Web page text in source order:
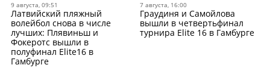
9 августа, 09:51
Латвийский пляжный
волейбол снова в числе
лучших: Плявиньш и
Фокеротс вышли в
полуфинал Elite16 в
Гамбурге
7 августа, 16:00
Граудиня и Самойлова
вышли в четвертьфинал
турнира Elite 16 в Гамбурге